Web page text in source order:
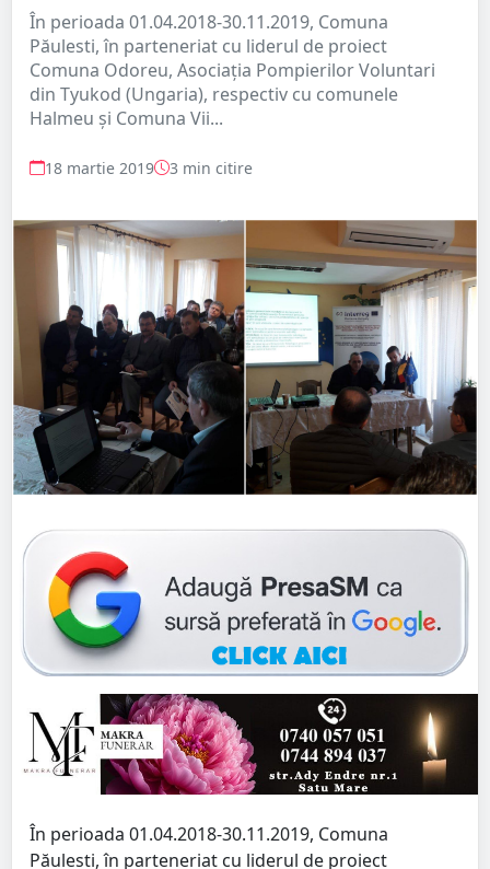
În perioada 01.04.2018-30.11.2019, Comuna
Păulesti, în parteneriat cu liderul de proiect
Comuna Odoreu, Asociaţia Pompierilor Voluntari
din Tyukod (Ungaria), respectiv cu comunele
Halmeu și Comuna Vii...
18 martie 2019 3 min citire
În perioada 01.04.2018-30.11.2019, Comuna
Păulesti, în parteneriat cu liderul de proiect